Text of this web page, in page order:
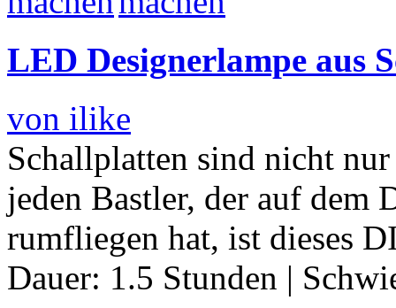
LED Designerlampe aus
von ilike
Schallplatten sind nicht
jeden Bastler, der auf dem
rumfliegen hat, ist dieses
Dauer: 1.5 Stunden |